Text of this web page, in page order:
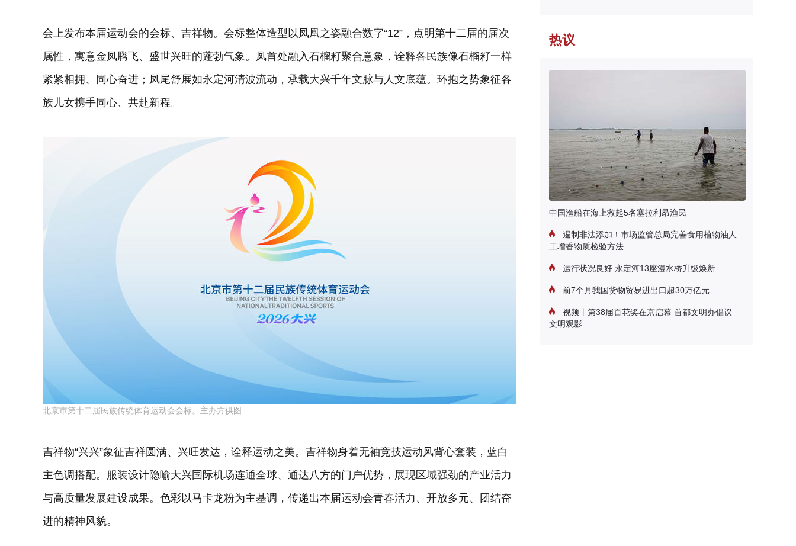
会上发布本届运动会的会标、吉祥物。会标整体造型以凤凰之姿融合数字“12”，点明第十二届的届次
属性，寓意金凤腾飞、盛世兴旺的蓬勃气象。凤首处融入石榴籽聚合意象，诠释各民族像石榴籽一样
紧紧相拥、同心奋进；凤尾舒展如永定河清波流动，承载大兴千年文脉与人文底蕴。环抱之势象征各
族儿女携手同心、共赴新程。
北京市第十二届民族传统体育运动会会标。主办方供图
吉祥物“兴兴”象征吉祥圆满、兴旺发达，诠释运动之美。吉祥物身着无袖竞技运动风背心套装，蓝白
主色调搭配。服装设计隐喻大兴国际机场连通全球、通达八方的门户优势，展现区域强劲的产业活力
与高质量发展建设成果。色彩以马卡龙粉为主基调，传递出本届运动会青春活力、开放多元、团结奋
进的精神风貌。
热议
中国渔船在海上救起5名塞拉利昂渔民
遏制非法添加！市场监管总局完善食用植物油人
工增香物质检验方法
运行状况良好 永定河13座漫水桥升级焕新
前7个月我国货物贸易进出口超30万亿元
视频丨第38届百花奖在京启幕 首都文明办倡议
文明观影